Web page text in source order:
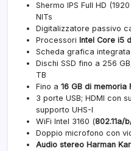
Shermo IPS Full HD
NITs
Digitalizzatore passivo
Processori Intel Core i5
Scheda grafica integrata
Dischi SSD fino a 256
TB
Fino a 16 GB di memoria
3 porte USB; HDMI con
supporto UHS-I
WiFi Intel 3160 (802.11a/
Doppio microfono con
Audio stereo Harman